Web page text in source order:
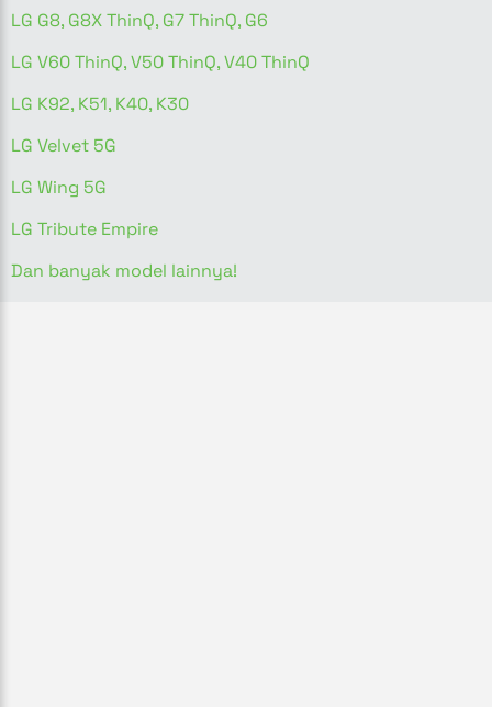
LG G8, G8X ThinQ, G7 ThinQ, G6
LG V60 ThinQ, V50 ThinQ, V40 ThinQ
LG K92, K51, K40, K30
LG Velvet 5G
LG Wing 5G
LG Tribute Empire
Dan banyak model lainnya!